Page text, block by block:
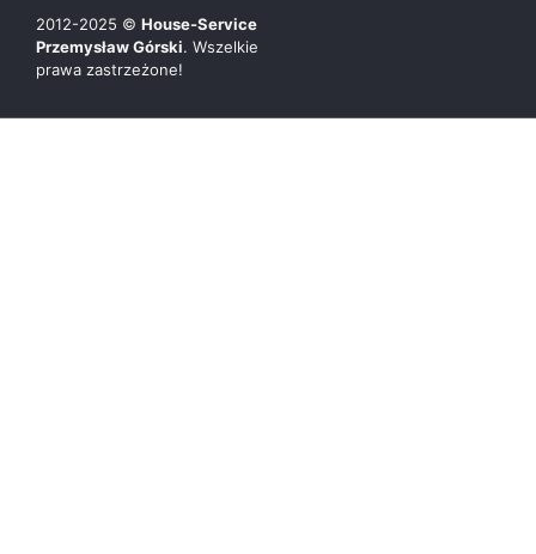
2012-2025 © House-Service
Przemysław Górski. Wszelkie
prawa zastrzeżone!